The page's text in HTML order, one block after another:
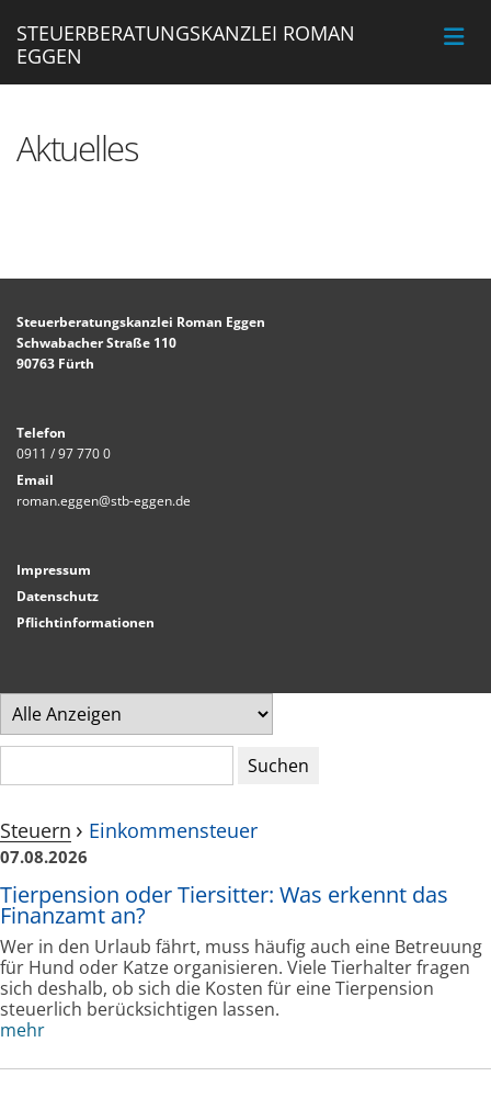
STEUERBERATUNGSKANZLEI ROMAN
EGGEN
Aktuelles
Steuerberatungskanzlei Roman Eggen
Schwabacher Straße 110
90763 Fürth
Telefon
0911 / 97 770 0
Email
roman.eggen@stb-eggen.de
Impressum
Datenschutz
Pflichtinformationen
Suchen
Steuern Einkommensteuer
07.08.2026
Tierpension oder Tiersitter: Was erkennt das
Finanzamt an?
Wer in den Urlaub fährt, muss häufig auch eine Betreuung
für Hund oder Katze organisieren. Viele Tierhalter fragen
sich deshalb, ob sich die Kosten für eine Tierpension
steuerlich berücksichtigen lassen.
mehr